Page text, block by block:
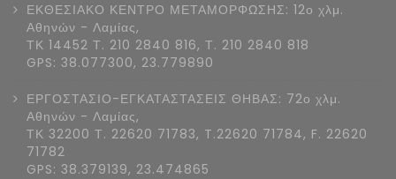
ΕΚΘΕΣΙΑΚΟ ΚΕΝΤΡΟ ΜΕΤΑΜΟΡΦΩΣΗΣ: 12ο χλμ.
Αθηνών - Λαμίας,
ΤΚ 14452 Τ. 210 2840 816, Τ. 210 2840 818
GPS: 38.077300, 23.779890
ΕΡΓΟΣΤΑΣΙΟ-ΕΓΚΑΤΑΣΤΑΣΕΙΣ ΘΗΒΑΣ: 72ο χλμ.
Αθηνών - Λαμίας,
ΤΚ 32200 Τ. 22620 71783, T.22620 71784, F. 22620
71782
GPS: 38.379139, 23.474865